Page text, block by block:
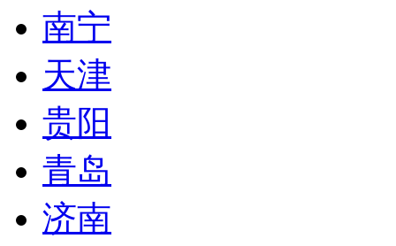
南宁
天津
贵阳
青岛
济南